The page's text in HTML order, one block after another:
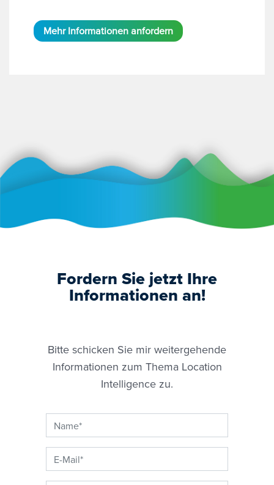
Mehr Informationen anfordern
Fordern Sie jetzt Ihre
Informationen an!
Bitte schicken Sie mir weitergehende
Informationen zum Thema Location
Intelligence zu.